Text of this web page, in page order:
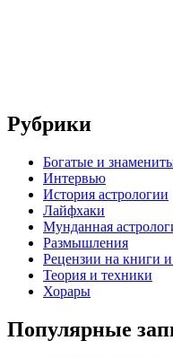
Рубрики
Богатые и
Интервью
История астрологии
Лайфхаки
Мунданная
Размышления
Рецензии на книги и
Теория и техники
Хорары
Популярные